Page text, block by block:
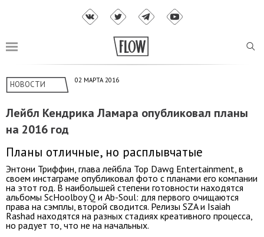
НОВОСТИ 02 МАРТА 2016
Лейбл Кендрика Ламара опубликовал планы
на 2016 год
Планы отличные, но расплывчатые
Энтони Триффин, глава лейбла Top Dawg Entertainment, в
своем инстаграме опубликовал фото c планами его компании
на этот год. В наибольшей степени готовности находятся
альбомы ScHoolboy Q и Ab-Soul: для первого очищаются
права на сэмплы, второй сводится. Релизы SZA и Isaiah
Rashad находятся на разных стадиях креативного процесса,
но радует то, что не на начальных.